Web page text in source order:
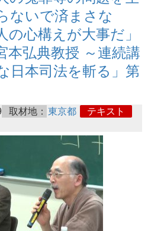
ないで済まさな
の心構えが大事だ」
本弘典教授 ～連続講
日本司法を斬る」第
取材地： 東京都
テキスト